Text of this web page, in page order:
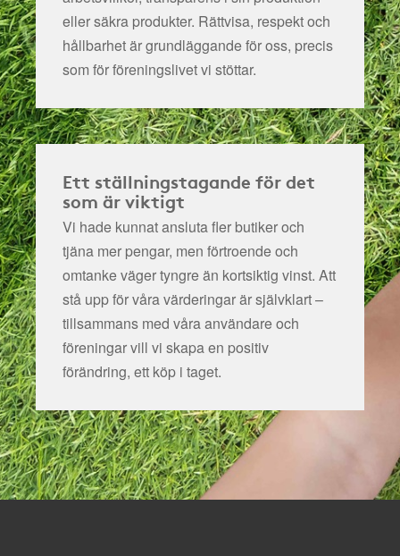
eller säkra produkter. Rättvisa, respekt och
hållbarhet är grundläggande för oss, precis
som för föreningslivet vi stöttar.
Ett ställningstagande för det
som är viktigt
Vi hade kunnat ansluta fler butiker och
tjäna mer pengar, men förtroende och
omtanke väger tyngre än kortsiktig vinst. Att
stå upp för våra värderingar är självklart –
tillsammans med våra användare och
föreningar vill vi skapa en positiv
förändring, ett köp i taget.